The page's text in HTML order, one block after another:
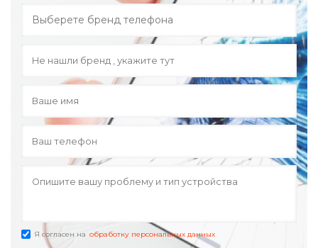
Я согласен на обработку персональных данных